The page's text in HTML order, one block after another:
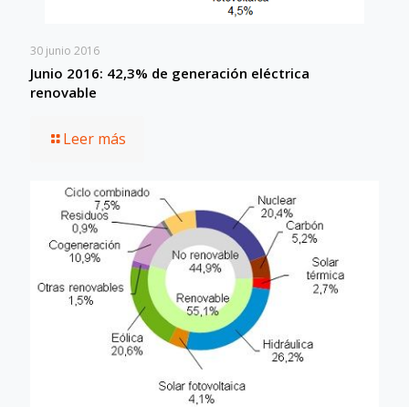
30 junio 2016
Junio 2016: 42,3% de generación eléctrica
renovable
Leer más